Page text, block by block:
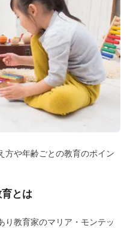
方や年齢ごとの教育のポイン
とは
り教育家のマリア・モンテッ